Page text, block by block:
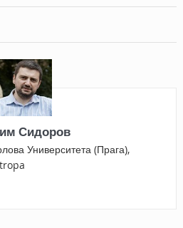
Сидоров
Университета (Прага),